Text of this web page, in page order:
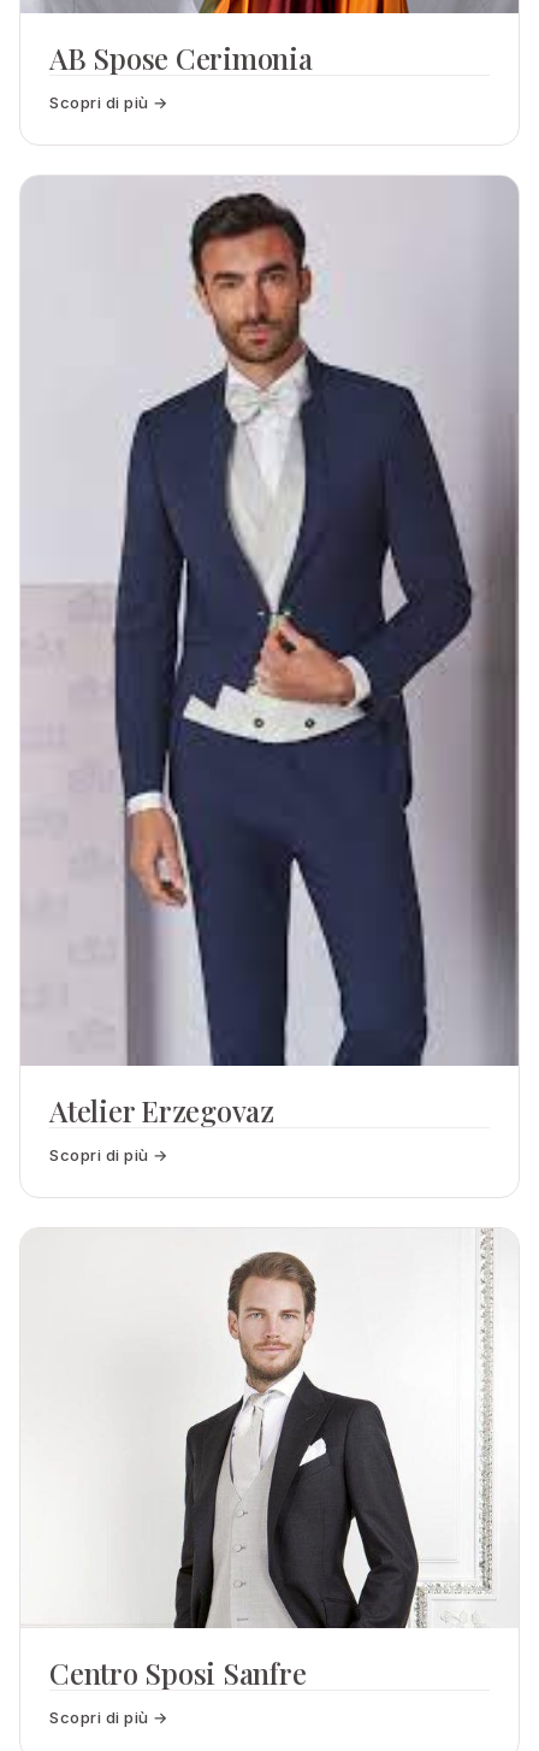
AB Spose Cerimonia
Scopri di più →
Atelier Erzegovaz
Scopri di più →
Centro Sposi Sanfre
Scopri di più →